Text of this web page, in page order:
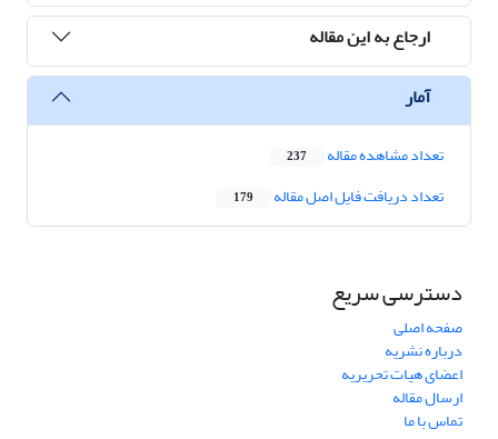
ارجاع به این مقاله
آمار
تعداد مشاهده مقاله 237
تعداد دریافت فایل اصل مقاله 179
دسترسی سریع
صفحه اصلی
درباره نشریه
اعضای هیات تحریریه
ارسال مقاله
تماس با ما